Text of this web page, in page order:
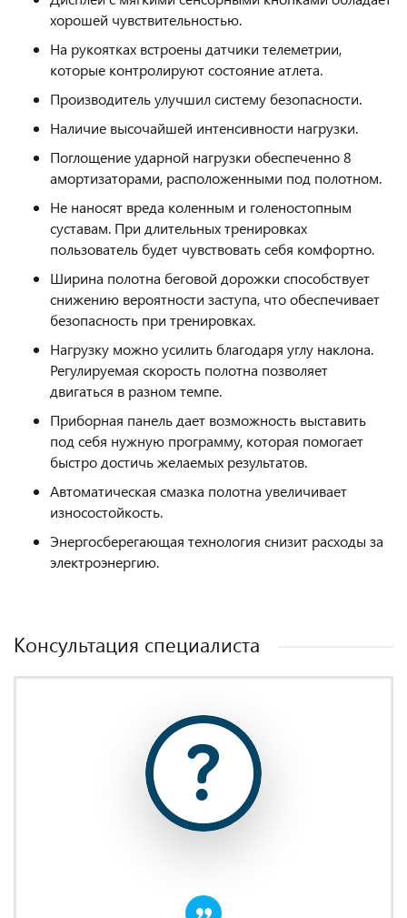
хорошей чувствительностью.
На рукоятках встроены датчики телеметрии,
которые контролируют состояние атлета.
Производитель улучшил систему безопасности.
Наличие высочайшей интенсивности нагрузки.
Поглощение ударной нагрузки обеспеченно 8
амортизаторами, расположенными под полотном.
Не наносят вреда коленным и голеностопным
суставам. При длительных тренировках
пользователь будет чувствовать себя комфортно.
Ширина полотна беговой дорожки способствует
снижению вероятности заступа, что обеспечивает
безопасность при тренировках.
Нагрузку можно усилить благодаря углу наклона.
Регулируемая скорость полотна позволяет
двигаться в разном темпе.
Приборная панель дает возможность выставить
под себя нужную программу, которая помогает
быстро достичь желаемых результатов.
Автоматическая смазка полотна увеличивает
износостойкость.
Энергосберегающая технология снизит расходы за
электроэнергию.
Консультация специалиста